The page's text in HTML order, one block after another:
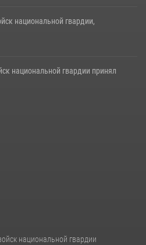
национальной гвардии,
национальной гвардии принял
национальной гвардии